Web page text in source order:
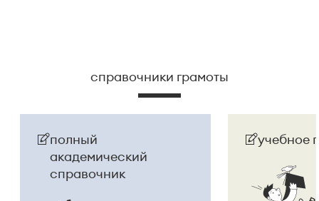
справочники грамоты
полный
академический
справочник
учебное